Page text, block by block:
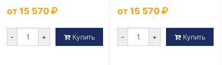
от 15 570
- + Купить
от 15 570
- + Купить